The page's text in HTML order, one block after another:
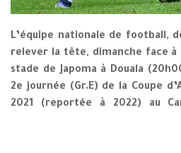
L’équipe nationale de football,
relever la tête, dimanche face à
stade de Japoma à Douala
2e journée (Gr.E) de la Coupe
2021 (reportée à 2022) au